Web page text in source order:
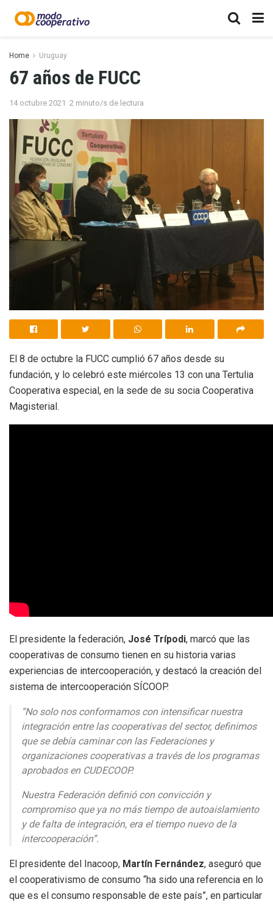
Home Uruguay
67 años de FUCC
14 octubre 2021 2 minuto/s de lectura
El 8 de octubre la FUCC cumplió 67 años desde su
fundación, y lo celebró este miércoles 13 con una Tertulia
Cooperativa especial, en la sede de su socia Cooperativa
Magisterial.
El presidente la federación, José Trípodi, marcó que las
cooperativas de consumo tienen en su historia varias
experiencias de intercooperación, y destacó la creación del
sistema de intercooperación SÍCOOP.
“No solo nos conformamos con intensificar nuestra
integración entre las cooperativas del sector, definimos
que se debía caminar con las Federaciones y
organizaciones cooperativas a través de los programas
aprobados en CUDECOOP.
Nuestra Federación definió con convicción y
compromiso que ya no más tiempo de autoaislamiento
y de falta de integración, era el tiempo nuevo de la
intercooperación”.
El presidente del Inacoop, Martín Fernández, aseguró que
el cooperativismo de consumo “ha sido una referencia en lo
que es el consumo responsable de este país”, en particular